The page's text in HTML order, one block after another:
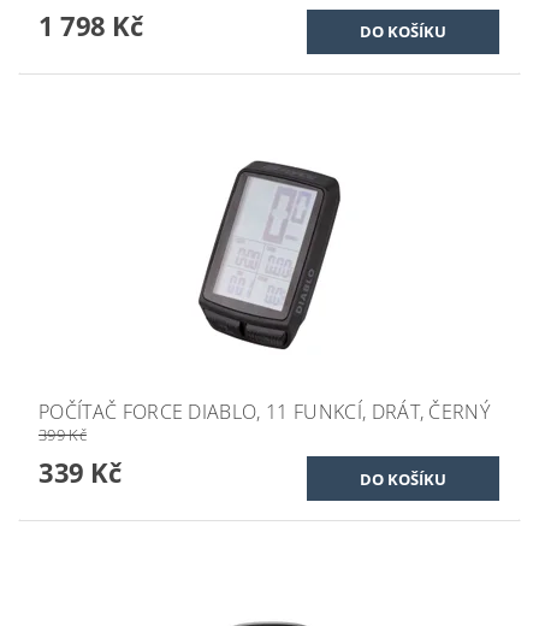
1 798 Kč
POČÍTAČ FORCE DIABLO, 11 FUNKCÍ, DRÁT, ČERNÝ
399 Kč
339 Kč